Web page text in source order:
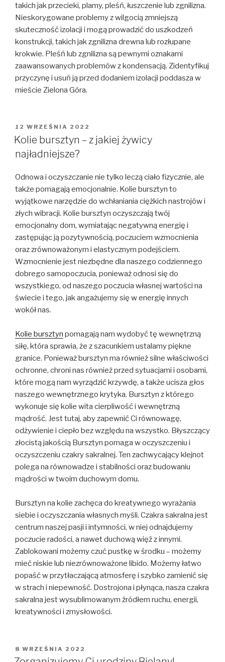
takich jak przecieki, plamy, pleśń, łuszczenie lub zgnilizna.
Nieskorygowane problemy z wilgocią zmniejszą
skuteczność izolacji i mogą prowadzić do uszkodzeń
konstrukcji, takich jak zgnilizna drewna lub rozłupane
krokwie. Pleśń lub zgnilizna są pewnymi oznakami
zaawansowanych problemów z kondensacją. Zidentyfikuj
przyczynę i usuń ją przed dodaniem izolacji poddasza w
mieście Zielona Góra.
OPUBLIKOWANE
W
12 WRZEŚNIA 2022
Kolie bursztyn – z jakiej żywicy
najładniejsze?
Odnowa i oczyszczanie nie tylko leczą ciało fizycznie, ale
także pomagają emocjonalnie. Kolie bursztyn to
wyjątkowe narzędzie do wchłaniania ciężkich nastrojów i
złych wibracji. Kolie bursztyn oczyszczają twój
emocjonalny dom, wymiatając negatywną energię i
zastępując ją pozytywnością, poczuciem wzmocnienia
oraz zrównoważonym i elastycznym podejściem.
Wzmocnienie jest niezbędne dla naszego codziennego
dobrego samopoczucia, ponieważ odnosi się do
wszystkiego, od naszego poczucia własnej wartości na
świecie i tego, jak angażujemy się w energię innych
wokół nas.
Kolie bursztyn pomagają nam wydobyć tę wewnętrzną
siłę, która sprawia, że ​​z szacunkiem ustalamy piękne
granice. Ponieważ bursztyn ma również silne właściwości
ochronne, chroni nas również przed sytuacjami i osobami,
które mogą nam wyrządzić krzywdę, a także ucisza głos
naszego wewnętrznego krytyka. Bursztyn z którego
wykonuje się kolie wita cierpliwość i wewnętrzną
mądrość. Jest tutaj, aby zapewnić Ci równowagę,
odżywienie i ciepło bez względu na wszystko. Błyszczący
złocistą jakością Bursztyn pomaga w oczyszczeniu i
oczyszczeniu czakry sakralnej. Ten zachwycający klejnot
polega na równowadze i stabilności oraz budowaniu
mądrości w twoim duchowym domu.
Bursztyn na kolie zachęca do kreatywnego wyrażania
siebie i oczyszczania własnych myśli. Czakra sakralna jest
centrum naszej pasji i intymności, w niej odnajdujemy
poczucie radości, a nawet duchową więź z innymi.
Zablokowani możemy czuć pustkę w środku – możemy
mieć niskie lub niezrównoważone libido. Możemy łatwo
popaść w przytłaczającą atmosferę i szybko zamienić się
w strach i niepewność. Dostrojona i płynąca, nasza czakra
sakralna jest wysublimowanym źródłem ruchu, energii,
kreatywności i zmysłowości.
OPUBLIKOWANE
W
8 WRZEŚNIA 2022